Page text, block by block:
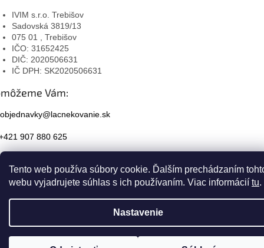
Tento web používa súbory cookie. Ďalším prechádzaním
webu vyjadrujete súhlas s ich používaním. Viac informácií tu.
Nastavenie
IVIM s.r.o. Trebišov
Sadovská 3819/13
075 01 , Trebišov
IČO: 31652425
DIČ: 2020506631
IČ DPH: SK2020506631
Vám:
objednavky@lacnekovanie.sk
907 880 625